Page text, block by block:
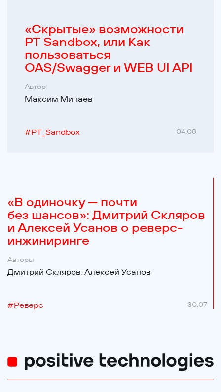
«Cкрытые» возможности
PT Sandbox, или Как
пользоваться
OAS/Swagger и WEB UI API
Автор
Максим Минаев
#PT_Sandbox 04.08
«В одиночку — почти
без шансов»: Дмитрий Скляров
и Алексей Усанов о реверс-
инжиниринге
Авторы
Дмитрий Скляров, Алексей Усанов
#Реверс 30.07